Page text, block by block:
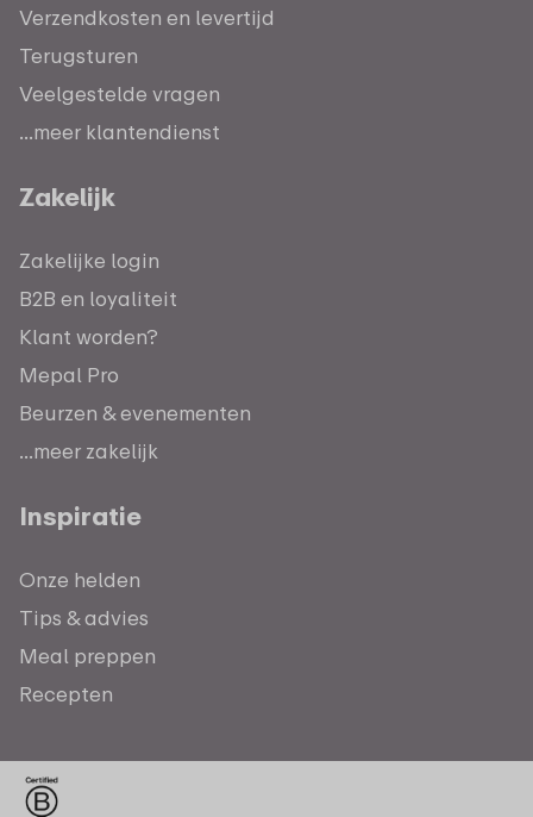
Verzendkosten en levertijd
Terugsturen
Veelgestelde vragen
...meer klantendienst
Zakelijk
Zakelijke login
B2B en loyaliteit
Klant worden?
Mepal Pro
Beurzen & evenementen
...meer zakelijk
Inspiratie
Onze helden
Tips & advies
Meal preppen
Recepten